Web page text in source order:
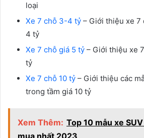
loại
Xe 7 chỗ 3-4 tỷ – Giới thiệu xe
4 tỷ
Xe 7 chỗ giá 5 tỷ – Giới thiệu xe
tỷ
Xe 7 chỗ 10 tỷ – Giới thiệu các
trong tầm giá 10 tỷ
Xem Thêm: Top 10 mẫu xe